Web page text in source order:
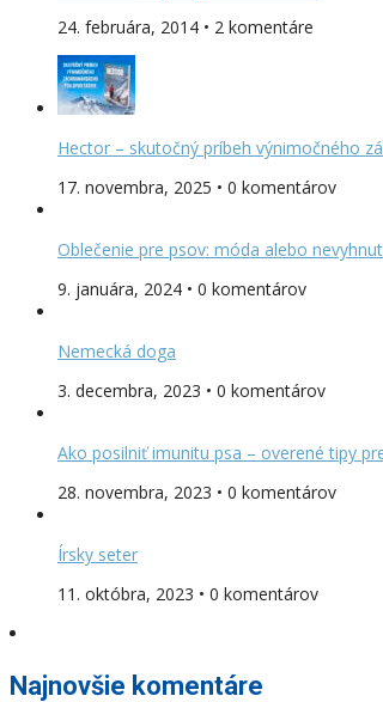
24. februára, 2014 • 2 komentáre
Hector – skutočný príbeh výnimočného
17. novembra, 2025 • 0 komentárov
Oblečenie pre psov: móda alebo
9. januára, 2024 • 0 komentárov
Nemecká doga
3. decembra, 2023 • 0 komentárov
Ako posilniť imunitu psa – overené tipy
28. novembra, 2023 • 0 komentárov
Írsky seter
11. októbra, 2023 • 0 komentárov
Najnovšie komentáre